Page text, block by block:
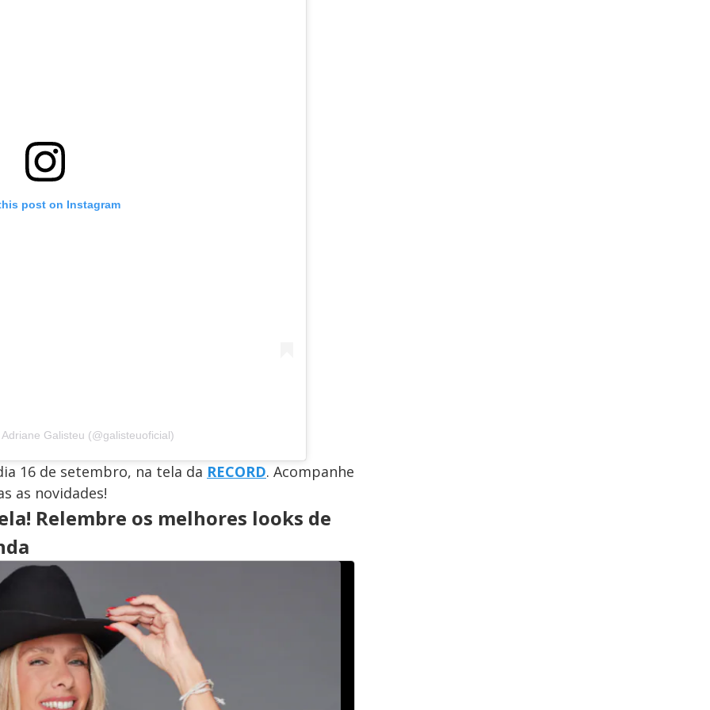
post on Instagram
Galisteu (@galisteuoficial)
16 de setembro, na tela da RECORD. Acompanhe
as novidades!
Relembre os melhores looks de